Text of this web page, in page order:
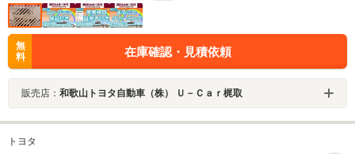
無
料
在庫確認・見積依頼
販売店： 和歌山トヨタ自動車（株） Ｕ－Ｃａｒ梶取
トヨタ